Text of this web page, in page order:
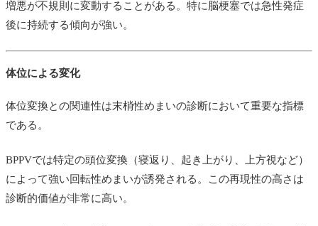
増悪が不規則に変動することがある。特に脳梗塞では急性発症
後に持続する傾向が強い。
体位による変化
体位変換との関連性は末梢性めまいの診断において重要な指標
である。
BPPVでは特定の頭位変換（寝返り、起き上がり、上方視など）
によって強い回転性めまいが誘発される。この再現性の高さは
診断的価値が非常に高い。